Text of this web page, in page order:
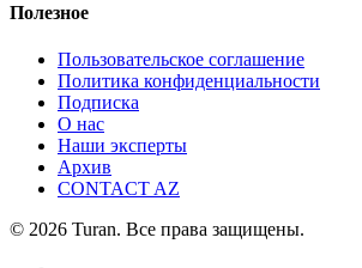
Полезное
Пользовательское соглашение
Политика конфиденциальности
Подписка
О нас
Наши эксперты
Архив
CONTACT AZ
© 2026 Turan. Все права защищены.